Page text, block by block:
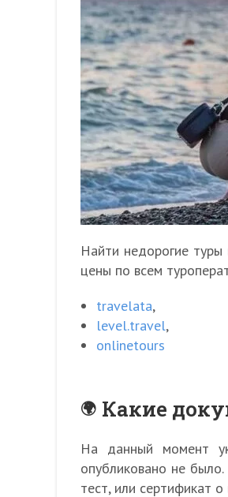
Найти недорогие
цены по всем
travelata,
level.travel,
onlinetours
Какие
На данный момент
опубликовано не
тест, или сертификат